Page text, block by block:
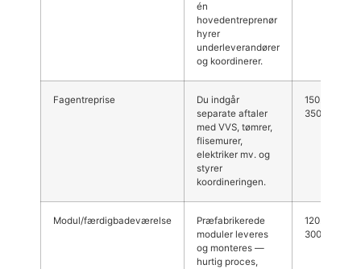
én
hovedentreprenør
hyrer
underleverandører
og koordinerer.
Fagentreprise
Du indgår
separate aftaler
med VVS, tømrer,
flisemurer,
elektriker mv. og
styrer
koordineringen.
150.000–
350.000 kr.
Modul/færdigbadeværelse
Præfabrikerede
moduler leveres
og monteres —
hurtig proces,
120.000–
300.000 kr.